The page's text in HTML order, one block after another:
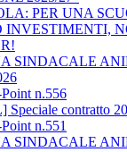
PER UNA
INVESTIMENTI,
SINDACALE
n.556
Speciale contratto
n.551
SINDACALE